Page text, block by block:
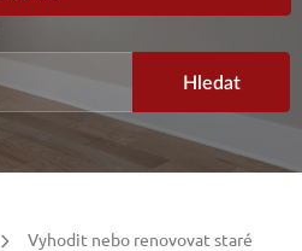
Vyhodit nebo renovovat staré